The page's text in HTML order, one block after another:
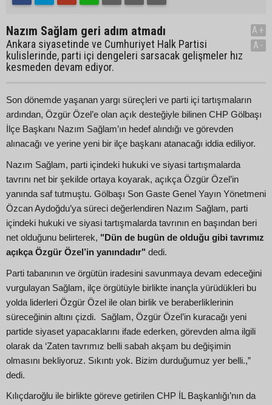
Nazım Sağlam geri adım atmadı
Ankara siyasetinde ve Cumhuriyet Halk Partisi
kulislerinde, parti içi dengeleri sarsacak gelişmeler hız
kesmeden devam ediyor.
A+
A-
Son dönemde yaşanan yargı süreçleri ve parti içi tartışmaların
ardından, Özgür Özel’e olan açık desteğiyle bilinen CHP Gölbaşı
İlçe Başkanı Nazım Sağlam’ın hedef alındığı ve görevden
alınacağı ve yerine yeni bir ilçe başkanı atanacağı iddia ediliyor.
Nazım Sağlam, parti içindeki hukuki ve siyasi tartışmalarda
tavrını net bir şekilde ortaya koyarak, açıkça Özgür Özel’in
yanında saf tutmuştu. Gölbaşı Son Gaste Genel Yayın Yönetmeni
Özcan Aydoğdu’ya süreci değerlendiren Nazım Sağlam, parti
içindeki hukuki ve siyasi tartışmalarda tavrının en başından beri
net olduğunu belirterek, "Dün de bugün de olduğu gibi tavrımız
açıkça Özgür Özel’in yanındadır" dedi.
Parti tabanının ve örgütün iradesini savunmaya devam edeceğini
vurgulayan Sağlam, ilçe örgütüyle birlikte inançla yürüdükleri bu
yolda liderleri Özgür Özel ile olan birlik ve beraberliklerinin
süreceğinin altını çizdi. Sağlam, Özgür Özel’in kuracağı yeni
partide siyaset yapacaklarını ifade ederken, görevden alma ilgili
olarak da ‘Zaten tavrımız belli sabah akşam bu değişimin
olmasını bekliyoruz. Sıkıntı yok. Bizim durduğumuz yer belli.,”
dedi.
Kılıçdaroğlu ile birlikte göreve getirilen CHP İL Başkanlığı’nın da